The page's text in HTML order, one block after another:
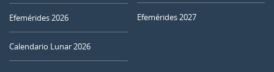
Efemérides 2026
Calendario Lunar 2026
Efemérides 2027